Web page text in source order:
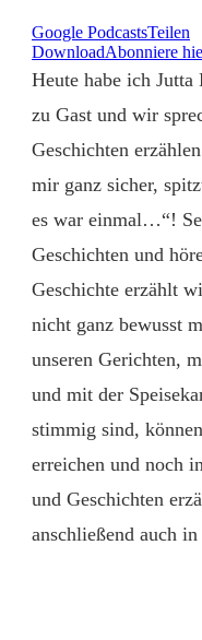
Google PodcastsTeilen
DownloadAbonniere
Heute habe ich
zu Gast und wir
Geschichten
mir ganz sicher,
es war einmal…“!
Geschichten und
Geschichte erzählt
nicht ganz bewusst
unseren Gerichten,
und mit der
stimmig sind,
erreichen und noch
und Geschichten
anschließend auch